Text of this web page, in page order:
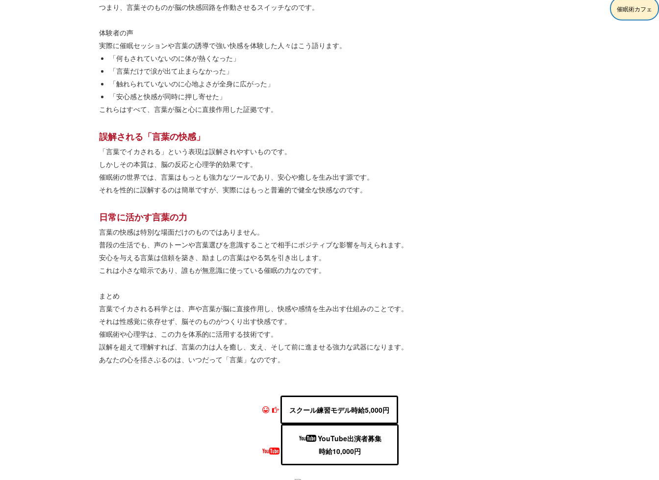
つまり、言葉そのものが脳の快感回路を作動させるスイッチなのです。
体験者の声
実際に催眠セッションや言葉の誘導で強い快感を体験した人々はこう語ります。
「何もされていないのに体が熱くなった」
「言葉だけで涙が出て止まらなかった」
「触れられていないのに心地よさが全身に広がった」
「安心感と快感が同時に押し寄せた」
これらはすべて、言葉が脳と心に直接作用した証拠です。
誤解される「言葉の快感」
「言葉でイカされる」という表現は誤解されやすいものです。
しかしその本質は、脳の反応と心理学的効果です。
催眠術の世界では、言葉はもっとも強力なツールであり、安心や癒しを生み出す源です。
それを性的に誤解するのは簡単ですが、実際にはもっと普遍的で健全な快感なのです。
日常に活かす言葉の力
言葉の快感は特別な場面だけのものではありません。
普段の生活でも、声のトーンや言葉選びを意識することで相手にポジティブな影響を与えられます。
安心を与える言葉は信頼を築き、励ましの言葉はやる気を引き出します。
これは小さな暗示であり、誰もが無意識に使っている催眠の力なのです。
まとめ
言葉でイカされる科学とは、声や言葉が脳に直接作用し、快感や感情を生み出す仕組みのことです。
それは性感覚に依存せず、脳そのものがつくり出す快感です。
催眠術や心理学は、この力を体系的に活用する技術です。
誤解を超えて理解すれば、言葉の力は人を癒し、支え、そして前に進ませる強力な武器になります。
あなたの心を揺さぶるのは、いつだって「言葉」なのです。
スクール練習モデル時給5,000円
YouTube出演者募集
時給10,000円
催眠術カフェ